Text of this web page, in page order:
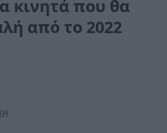
κινητά που θα
από το 2022